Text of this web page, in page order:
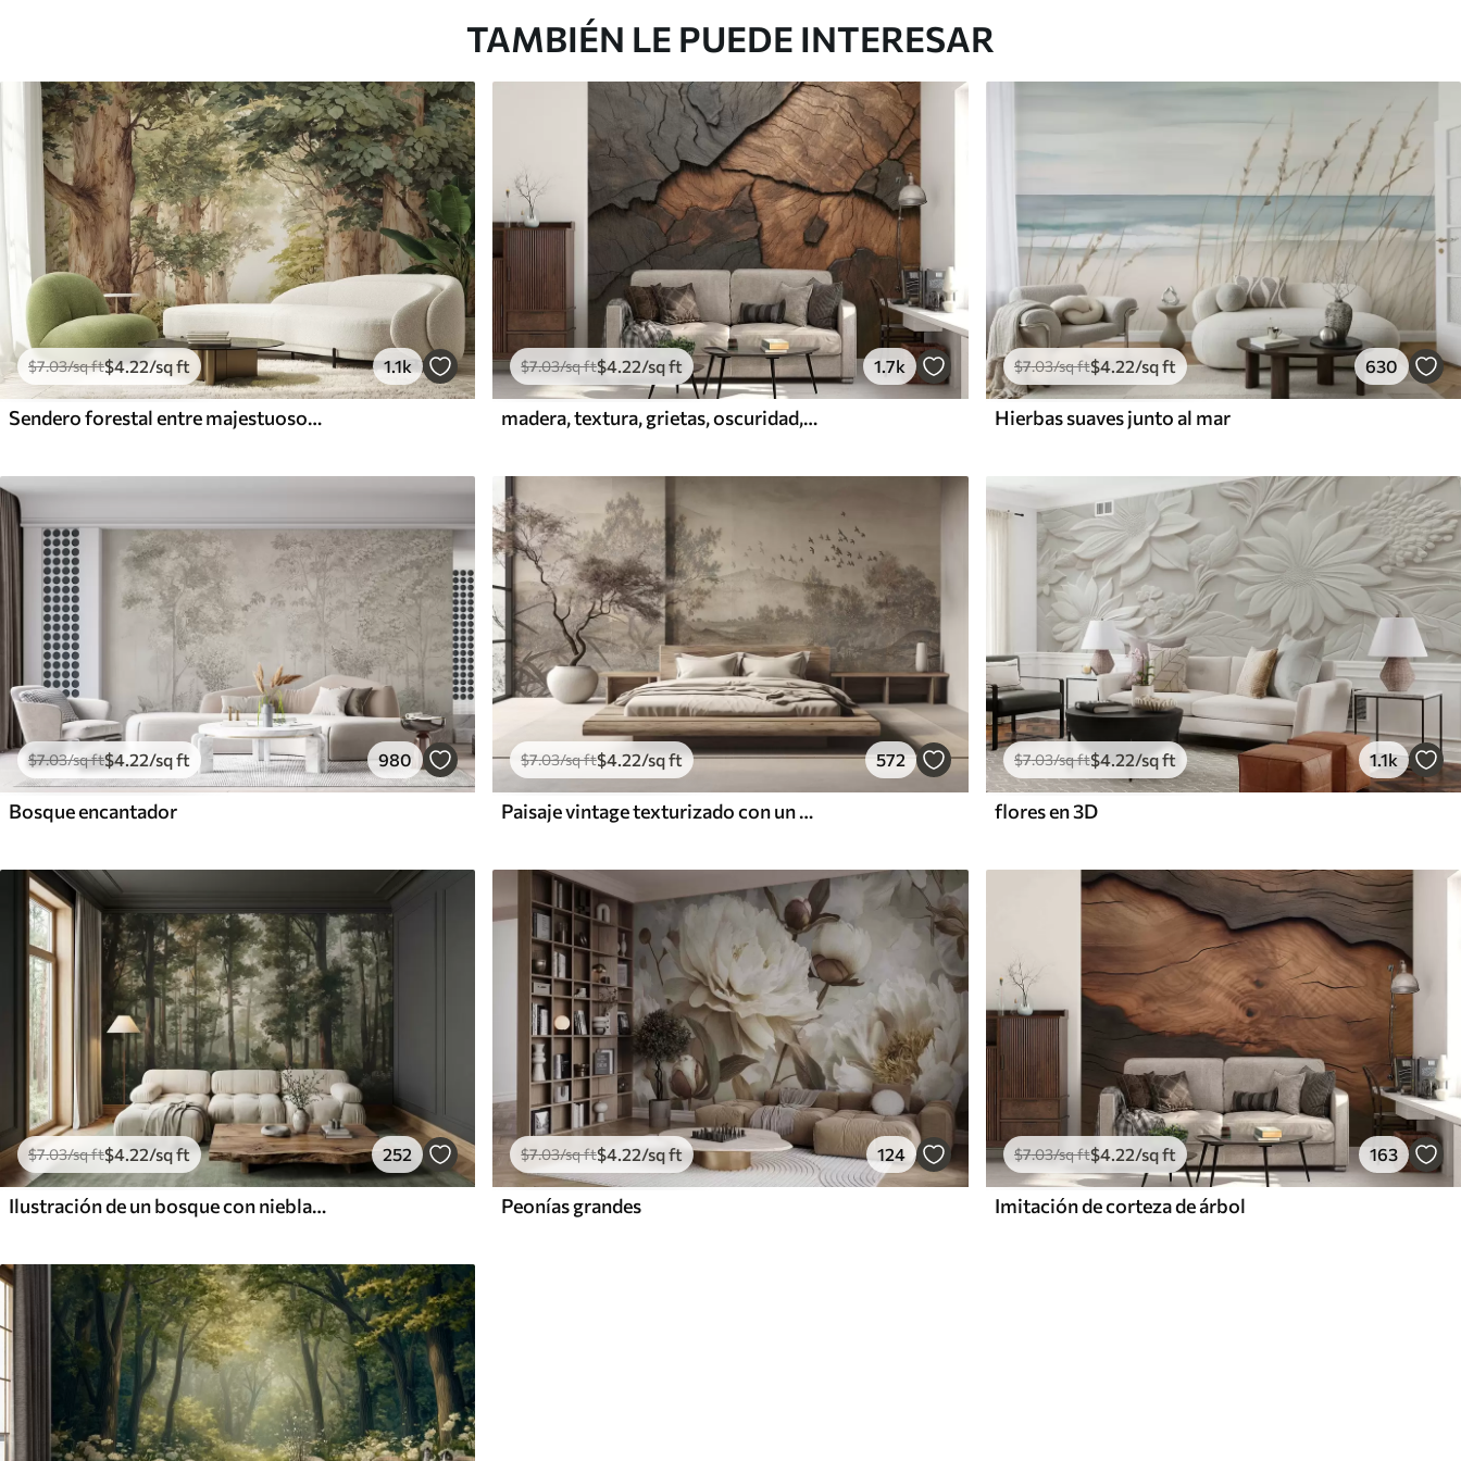
TAMBIÉN LE PUEDE INTERESAR
$7.03/sq ft$4.22/sq ft 1.1k
Sendero forestal entre majestuosos árboles en estilo acuarela
$7.03/sq ft$4 .22/sq ft 1.7k
madera, textura, grietas, oscuridad, corteza, superficie
$7.03/sq ft$4.22/sq ft 630
Hierbas suaves junto al mar
$7.03/sq ft$4.22/sq ft 980
Bosque encantador
$7.03/sq ft$4.22/sq ft 572
Paisaje vintage texturizado con un árbol cerca de un río y un cielo nublado, arte de la naturaleza en tonos sepia
$7.03/sq ft$4.22/sq ft 1.1k
flores en 3D
$7.03/sq ft$4 .22/sq ft 252
Ilustración de un bosque con niebla, árboles altos y un sendero.
$7.03/sq ft$4 .22/sq ft 124
Peonías grandes
$7.03/sq ft$4.22/sq ft 163
Imitación de corteza de árbol